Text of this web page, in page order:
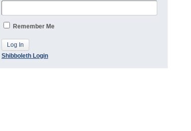
Remember Me
Shibboleth Login